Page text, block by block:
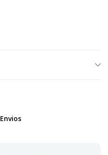
Envios